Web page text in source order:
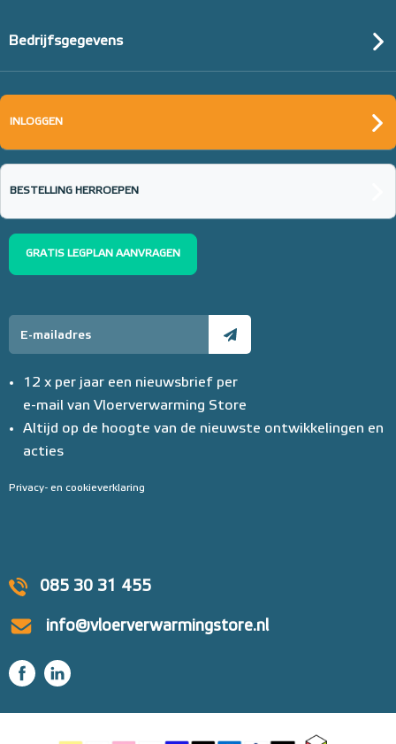
085 30 31 455
info@vloerverwarmingstore.nl
Bedrijfsgegevens
INLOGGEN
BESTELLING HERROEPEN
GRATIS LEGPLAN AANVRAGEN
12 x per jaar een nieuwsbrief per
e-mail van Vloerverwarming Store
Altijd op de hoogte van de nieuwste ontwikkelingen en
acties
Privacy- en cookieverklaring